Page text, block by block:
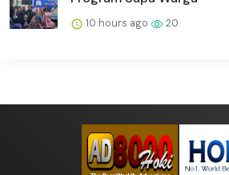
10 hours ago 20